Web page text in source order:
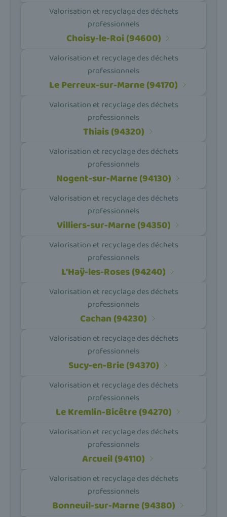
Valorisation et recyclage des déchets
professionnels
Choisy-le-Roi (94600)
Valorisation et recyclage des déchets
professionnels
Le Perreux-sur-Marne (94170)
Valorisation et recyclage des déchets
professionnels
Thiais (94320)
Valorisation et recyclage des déchets
professionnels
Nogent-sur-Marne (94130)
Valorisation et recyclage des déchets
professionnels
Villiers-sur-Marne (94350)
Valorisation et recyclage des déchets
professionnels
L'Haÿ-les-Roses (94240)
Valorisation et recyclage des déchets
professionnels
Cachan (94230)
Valorisation et recyclage des déchets
professionnels
Sucy-en-Brie (94370)
Valorisation et recyclage des déchets
professionnels
Le Kremlin-Bicêtre (94270)
Valorisation et recyclage des déchets
professionnels
Arcueil (94110)
Valorisation et recyclage des déchets
professionnels
Bonneuil-sur-Marne (94380)